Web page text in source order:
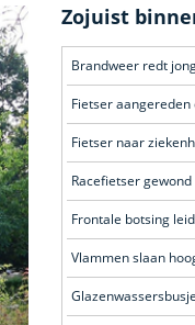
Zojuist
Brandweer redt
Fietser
Fietser naar
Racefietser
Frontale botsing
Vlammen slaan